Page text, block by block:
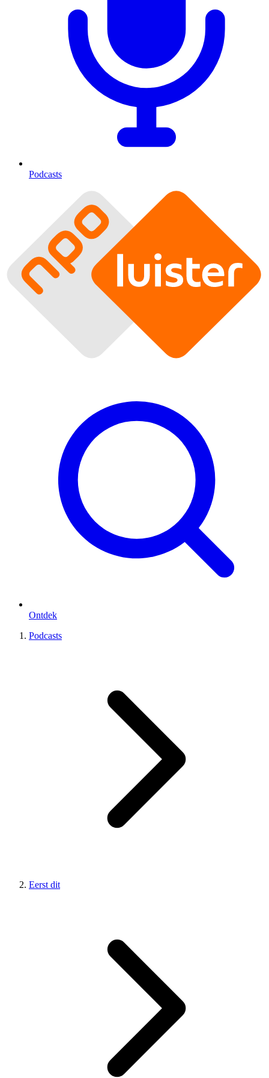
Podcasts
Ontdek
Podcasts
Eerst dit